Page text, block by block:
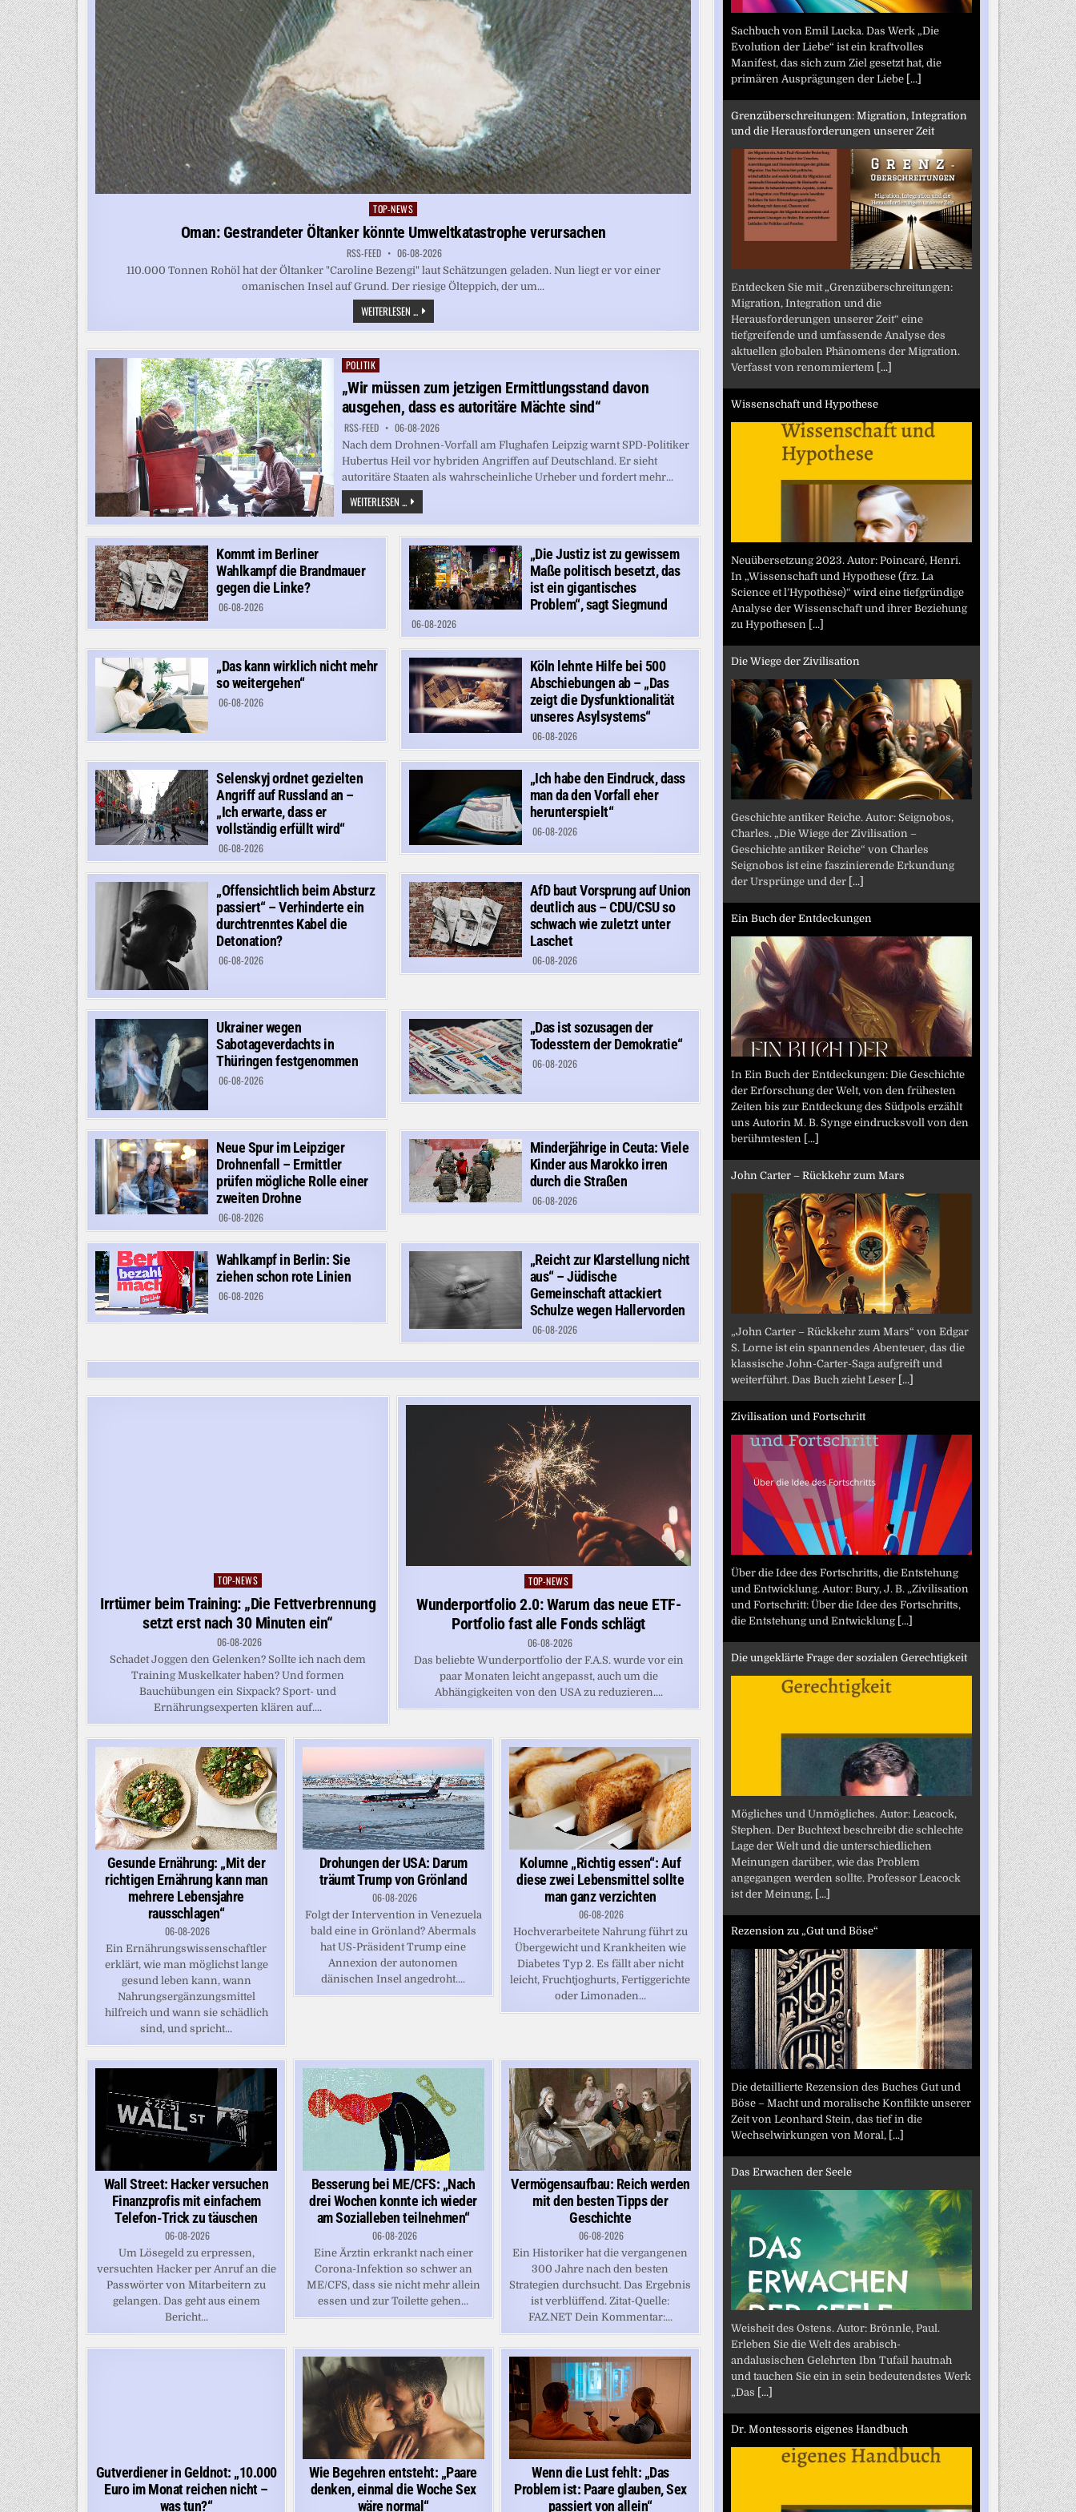
Posted
in
TOP-NEWS
Oman: Gestrandeter Öltanker könnte Umweltkatastrophe verursachen
RSS-FEED 06-08-2026
110.000 Tonnen Rohöl hat der Öltanker "Caroline Bezengi" laut Schätzungen geladen. Nun liegt er vor einer
omanischen Insel auf Grund. Der riesige Ölteppich, der um...
WEITERLESEN ... OMAN:
GESTRANDETER
ÖLTANKER
UMWELTKATASTROPHE
Posted
in
POLITIK
„Wir müssen zum jetzigen Ermittlungsstand davon
ausgehen, dass es autoritäre Mächte sind“
RSS-FEED 06-08-2026
Nach dem Drohnen-Vorfall am Flughafen Leipzig warnt SPD-Politiker
Hubertus Heil vor hybriden Angriffen auf Deutschland. Er sieht
autoritäre Staaten als wahrscheinliche Urheber und fordert mehr...
WEITERLESEN ... „WIR
MÜSSEN
ZUM
ERMITTLUNGSSTAND
DAVON
AUSGEHEN,
DASS
ES
AUTORITÄRE
MÄCHTE
SIND“
Kommt im Berliner
Wahlkampf die Brandmauer
gegen die Linke?
06-08-2026
„Die Justiz ist zu gewissem
Maße politisch besetzt, das
ist ein gigantisches
Problem“, sagt Siegmund
06-08-2026
„Das kann wirklich nicht mehr
so weitergehen“
06-08-2026
Köln lehnte Hilfe bei 500
Abschiebungen ab – „Das
zeigt die Dysfunktionalität
unseres Asylsystems“
06-08-2026
Selenskyj ordnet gezielten
Angriff auf Russland an –
„Ich erwarte, dass er
vollständig erfüllt wird“
06-08-2026
„Ich habe den Eindruck, dass
man da den Vorfall eher
herunterspielt“
06-08-2026
„Offensichtlich beim Absturz
passiert“ – Verhinderte ein
durchtrenntes Kabel die
Detonation?
06-08-2026
AfD baut Vorsprung auf Union
deutlich aus – CDU/CSU so
schwach wie zuletzt unter
Laschet
06-08-2026
Ukrainer wegen
Sabotageverdachts in
Thüringen festgenommen
06-08-2026
„Das ist sozusagen der
Todesstern der Demokratie“
06-08-2026
Neue Spur im Leipziger
Drohnenfall – Ermittler
prüfen mögliche Rolle einer
zweiten Drohne
06-08-2026
Minderjährige in Ceuta: Viele
Kinder aus Marokko irren
durch die Straßen
06-08-2026
Wahlkampf in Berlin: Sie
ziehen schon rote Linien
06-08-2026
„Reicht zur Klarstellung nicht
aus“ – Jüdische
Gemeinschaft attackiert
Schulze wegen Hallervorden
06-08-2026
Posted
in
TOP-NEWS
Irrtümer beim Training: „Die Fettverbrennung
setzt erst nach 30 Minuten ein“
06-08-2026
Schadet Joggen den Gelenken? Sollte ich nach dem
Training Muskelkater haben? Und formen
Bauchübungen ein Sixpack? Sport- und
Ernährungsexperten klären auf....
Posted
in
TOP-NEWS
Wunderportfolio 2.0: Warum das neue ETF-
Portfolio fast alle Fonds schlägt
06-08-2026
Das beliebte Wunderportfolio der F.A.S. wurde vor ein
paar Monaten leicht angepasst, auch um die
Abhängigkeiten von den USA zu reduzieren....
Gesunde Ernährung: „Mit der
richtigen Ernährung kann man
mehrere Lebensjahre
rausschlagen“
06-08-2026
Ein Ernährungswissenschaftler
erklärt, wie man möglichst lange
gesund leben kann, wann
Nahrungsergänzungsmittel
hilfreich und wann sie schädlich
sind, und spricht...
Drohungen der USA: Darum
träumt Trump von Grönland
06-08-2026
Folgt der Intervention in Venezuela
bald eine in Grönland? Abermals
hat US-Präsident Trump eine
Annexion der autonomen
dänischen Insel angedroht....
Kolumne „Richtig essen“: Auf
diese zwei Lebensmittel sollte
man ganz verzichten
06-08-2026
Hochverarbeitete Nahrung führt zu
Übergewicht und Krankheiten wie
Diabetes Typ 2. Es fällt aber nicht
leicht, Fruchtjoghurts, Fertiggerichte
oder Limonaden...
Wall Street: Hacker versuchen
Finanzprofis mit einfachem
Telefon-Trick zu täuschen
06-08-2026
Um Lösegeld zu erpressen,
versuchten Hacker per Anruf an die
Passwörter von Mitarbeitern zu
gelangen. Das geht aus einem
Bericht...
Besserung bei ME/CFS: „Nach
drei Wochen konnte ich wieder
am Sozialleben teilnehmen“
06-08-2026
Eine Ärztin erkrankt nach einer
Corona-Infektion so schwer an
ME/CFS, dass sie nicht mehr allein
essen und zur Toilette gehen...
Vermögensaufbau: Reich werden
mit den besten Tipps der
Geschichte
06-08-2026
Ein Historiker hat die vergangenen
300 Jahre nach den besten
Strategien durchsucht. Das Ergebnis
ist verblüffend. Zitat-Quelle:
FAZ.NET Dein Kommentar:...
Gutverdiener in Geldnot: „10.000
Euro im Monat reichen nicht –
was tun?“
Wie Begehren entsteht: „Paare
denken, einmal die Woche Sex
wäre normal“
Wenn die Lust fehlt: „Das
Problem ist: Paare glauben, Sex
passiert von allein“
Sachbuch von Emil Lucka. Das Werk „Die
Evolution der Liebe“ ist ein kraftvolles
Manifest, das sich zum Ziel gesetzt hat, die
primären Ausprägungen der Liebe [...]
Grenzüberschreitungen: Migration, Integration
und die Herausforderungen unserer Zeit
Entdecken Sie mit „Grenzüberschreitungen:
Migration, Integration und die
Herausforderungen unserer Zeit“ eine
tiefgreifende und umfassende Analyse des
aktuellen globalen Phänomens der Migration.
Verfasst von renommiertem [...]
Wissenschaft und Hypothese
Neuübersetzung 2023. Autor: Poincaré, Henri.
In „Wissenschaft und Hypothese (frz. La
Science et l’Hypothèse)“ wird eine tiefgründige
Analyse der Wissenschaft und ihrer Beziehung
zu Hypothesen [...]
Die Wiege der Zivilisation
Geschichte antiker Reiche. Autor: Seignobos,
Charles. „Die Wiege der Zivilisation –
Geschichte antiker Reiche“ von Charles
Seignobos ist eine faszinierende Erkundung
der Ursprünge und der [...]
Ein Buch der Entdeckungen
In Ein Buch der Entdeckungen: Die Geschichte
der Erforschung der Welt, von den frühesten
Zeiten bis zur Entdeckung des Südpols erzählt
uns Autorin M. B. Synge eindrucksvoll von den
berühmtesten [...]
John Carter – Rückkehr zum Mars
„John Carter – Rückkehr zum Mars“ von Edgar
S. Lorne ist ein spannendes Abenteuer, das die
klassische John-Carter-Saga aufgreift und
weiterführt. Das Buch zieht Leser [...]
Zivilisation und Fortschritt
Über die Idee des Fortschritts, die Entstehung
und Entwicklung. Autor: Bury, J. B. „Zivilisation
und Fortschritt: Über die Idee des Fortschritts,
die Entstehung und Entwicklung [...]
Die ungeklärte Frage der sozialen Gerechtigkeit
Mögliches und Unmögliches. Autor: Leacock,
Stephen. Der Buchtext beschreibt die schlechte
Lage der Welt und die unterschiedlichen
Meinungen darüber, wie das Problem
angegangen werden sollte. Professor Leacock
ist der Meinung, [...]
Rezension zu „Gut und Böse“
Die detaillierte Rezension des Buches Gut und
Böse – Macht und moralische Konflikte unserer
Zeit von Leonhard Stein, das tief in die
Wechselwirkungen von Moral, [...]
Das Erwachen der Seele
Weisheit des Ostens. Autor: Brönnle, Paul.
Erleben Sie die Welt des arabisch-
andalusischen Gelehrten Ibn Tufail hautnah
und tauchen Sie ein in sein bedeutendstes Werk
„Das [...]
Dr. Montessoris eigenes Handbuch